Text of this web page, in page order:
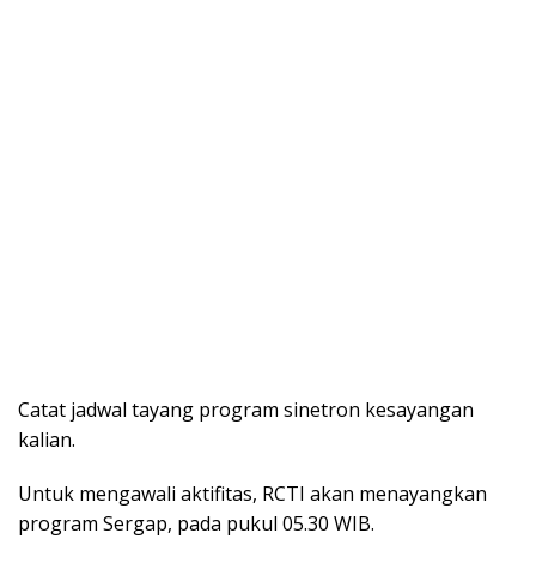
Catat jadwal tayang program sinetron kesayangan
kalian.
Untuk mengawali aktifitas, RCTI akan menayangkan
program Sergap, pada pukul 05.30 WIB.